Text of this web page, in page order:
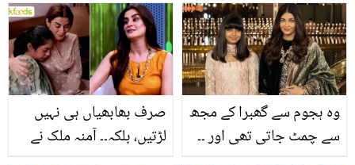
صرف بھابھیاں ہی نہیں
لڑتیں، بلکہ۔۔ آمنہ ملک نے
وہ ہجوم سے گھبرا کے مجھ
سے چمٹ جاتی تھی اور ۔۔